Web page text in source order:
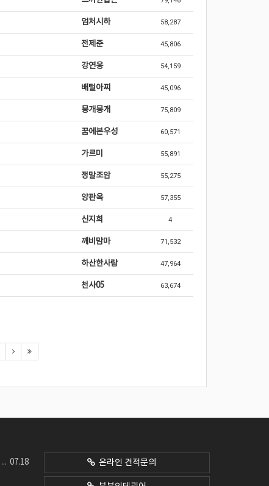
엄처시하 58,287
전제준 45,806
강연웅 54,159
배털아찌 45,096
뭉개뭉개 75,809
꿈에본우성 60,571
가르미 55,891
정말조암 55,275
양판옥 57,355
신지희 4
깨비맘마 71,532
하산한사람 47,964
천사05 63,674
07.18 온라인 견적문의